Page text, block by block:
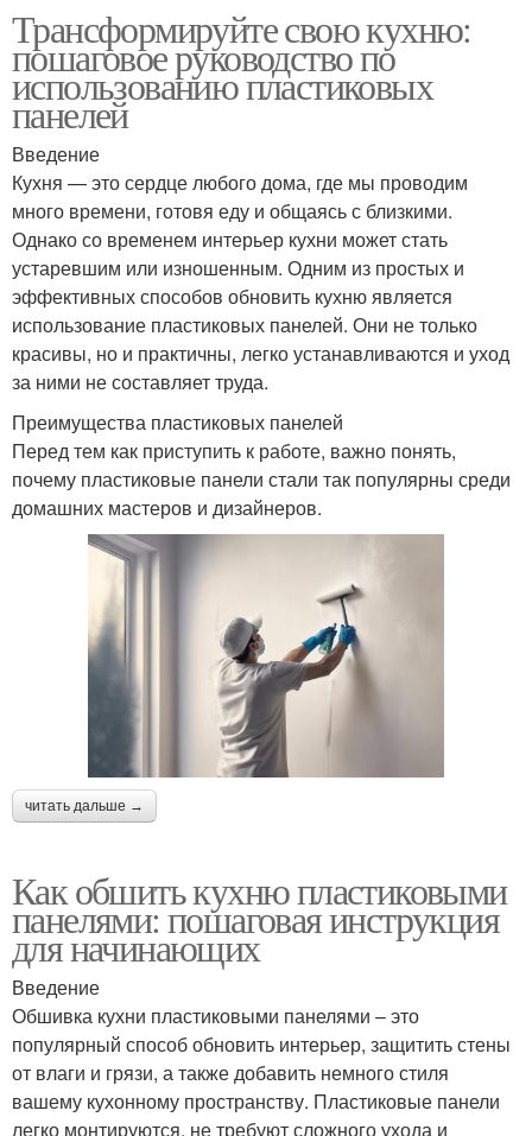
Трансформируйте свою кухню:
пошаговое руководство по
использованию пластиковых
панелей
Введение
Кухня — это сердце любого дома, где мы проводим
много времени, готовя еду и общаясь с близкими.
Однако со временем интерьер кухни может стать
устаревшим или изношенным. Одним из простых и
эффективных способов обновить кухню является
использование пластиковых панелей. Они не только
красивы, но и практичны, легко устанавливаются и уход
за ними не составляет труда.
Преимущества пластиковых панелей
Перед тем как приступить к работе, важно понять,
почему пластиковые панели стали так популярны среди
домашних мастеров и дизайнеров.
читать дальше →
Как обшить кухню пластиковыми
панелями: пошаговая инструкция
для начинающих
Введение
Обшивка кухни пластиковыми панелями – это
популярный способ обновить интерьер, защитить стены
от влаги и грязи, а также добавить немного стиля
вашему кухонному пространству. Пластиковые панели
легко монтируются, не требуют сложного ухода и